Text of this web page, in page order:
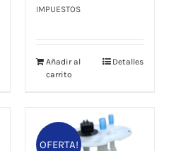
original
IMPUESTOS
Añadir al
carrito
Detalles
OFERTA!